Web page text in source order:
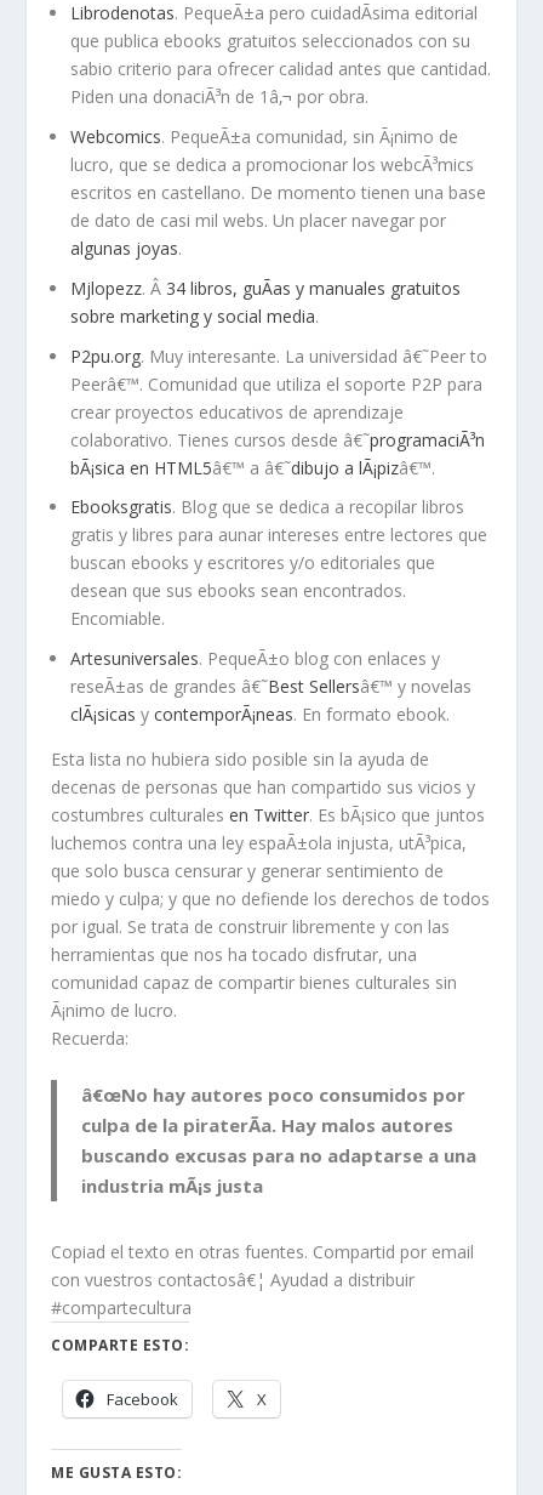
Librodenotas. PequeÃ±a pero cuidadÃ­sima editorial
que publica ebooks gratuitos seleccionados con su
sabio criterio para ofrecer calidad antes que cantidad.
Piden una donaciÃ³n de 1â‚¬ por obra.
Webcomics. PequeÃ±a comunidad, sin Ã¡nimo de
lucro, que se dedica a promocionar los webcÃ³mics
escritos en castellano. De momento tienen una base
de dato de casi mil webs. Un placer navegar por
algunas joyas.
Mjlopezz. Â 34 libros, guÃ­as y manuales gratuitos
sobre marketing y social media.
P2pu.org. Muy interesante. La universidad â€˜Peer to
Peerâ€™. Comunidad que utiliza el soporte P2P para
crear proyectos educativos de aprendizaje
colaborativo. Tienes cursos desde â€˜programaciÃ³n
bÃ¡sica en HTML5â€™ a â€˜dibujo a lÃ¡pizâ€™.
Ebooksgratis. Blog que se dedica a recopilar libros
gratis y libres para aunar intereses entre lectores que
buscan ebooks y escritores y/o editoriales que
desean que sus ebooks sean encontrados.
Encomiable.
Artesuniversales. PequeÃ±o blog con enlaces y
reseÃ±as de grandes â€˜Best Sellersâ€™ y novelas
clÃ¡sicas ycontemporÃ¡neas. En formato ebook.
Esta lista no hubiera sido posible sin la ayuda de
decenas de personas que han compartido sus vicios y
costumbres culturalesen Twitter. Es bÃ¡sico que juntos
luchemos contra una ley espaÃ±ola injusta, utÃ³pica,
que solo busca censurar y generar sentimiento de
miedo y culpa; y que no defiende los derechos de todos
por igual. Se trata de construir libremente y con las
herramientas que nos ha tocado disfrutar, una
comunidad capaz de compartir bienes culturales sin
Ã¡nimo de lucro.
Recuerda:
â€œNo hay autores poco consumidos por
culpa de la piraterÃ­a. Hay malos autores
buscando excusas para no adaptarse a una
industria mÃ¡s justa
Copiad el texto en otras fuentes. Compartid por email
con vuestros contactosâ€¦ Ayudad a distribuir
#compartecultura
COMPARTE ESTO:
Facebook X
ME GUSTA ESTO: